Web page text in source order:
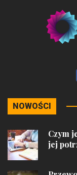
NOWOŚCI
Czym
jej